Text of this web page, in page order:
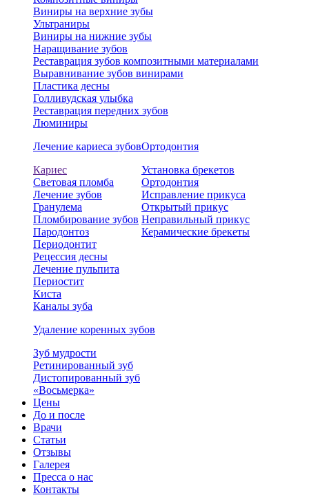
Виниры на верхние зубы
Ультраниры
Виниры на нижние зубы
Наращивание зубов
Реставрация зубов композитными материалами
Выравнивание зубов винирами
Пластика десны
Голливудская улыбка
Реставрация передних зубов
Люминиры
Лечение кариеса зубов
Кариес
Световая пломба
Лечение зубов
Гранулема
Пломбирование зубов
Пародонтоз
Периодонтит
Рецессия десны
Лечение пульпита
Периостит
Киста
Каналы зуба
Ортодонтия
Установка брекетов
Ортодонтия
Исправление прикуса
Открытый прикус
Неправильный прикус
Керамические брекеты
Удаление коренных зубов
Зуб мудрости
Ретинированный зуб
Дистопированный зуб
«Восьмерка»
Цены
До и после
Врачи
Статьи
Отзывы
Галерея
Пресса о нас
Контакты